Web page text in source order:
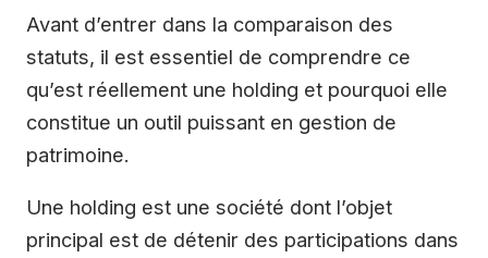
Avant d’entrer dans la comparaison des
statuts, il est essentiel de comprendre ce
qu’est réellement une holding et pourquoi elle
constitue un outil puissant en gestion de
patrimoine.
Une holding est une société dont l’objet
principal est de détenir des participations dans